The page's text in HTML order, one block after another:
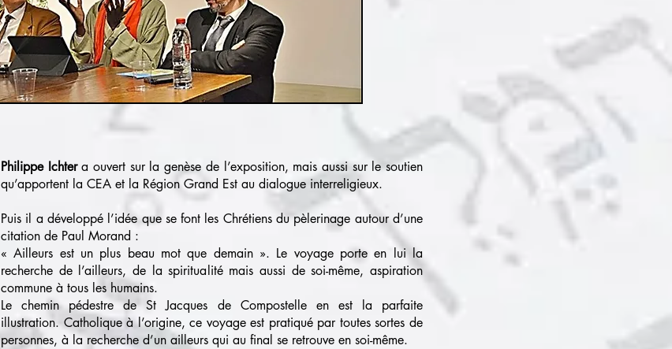
Philippe Ichtera ouvert sur la genèse de l’exposition, mais aussi sur le soutien
qu’apportent la CEA et la Région Grand Est au dialogue interreligieux.
Puis il a développé l’idée que se font les Chrétiens du pèlerinage autour d’une
citation de Paul Morand :
« Ailleurs est un plus beau mot que demain ». Le voyage porte en lui la
recherche de l’ailleurs, de la spiritualité mais aussi de soi-même, aspiration
commune à tous les humains.
Le chemin pédestre de St Jacques de Compostelle en est la parfaite
illustration. Catholique à l’origine, ce voyage est pratiqué par toutes sortes de
personnes, à la recherche d’un ailleurs qui au final se retrouve en soi-même.